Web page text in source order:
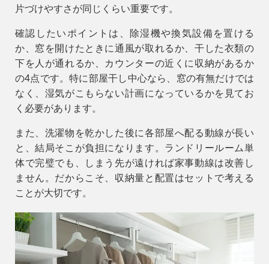
片づけやすさが同じくらい重要です。
確認したいポイントは、
除湿機や換気設備を置ける
か、窓を開けたときに通風が取れるか、干した衣類の
下を人が通れるか、カウンターの近くに収納があるか
の4点です。特に部屋干し中心なら、窓の有無だけでは
なく、湿気がこもらない計画になっているかを見てお
く必要があります。
また、洗濯物を乾かした後に各部屋へ配る動線が長い
と、結局そこが負担になります。ランドリールーム単
体で完璧でも、しまう先が遠ければ家事動線は改善し
ません。だからこそ、 収納量と配置はセット で考える
ことが大切です。
営業時間 9時〜18時
（定休／水曜日）
注文住宅
0120-70-1212
0120-37-7611